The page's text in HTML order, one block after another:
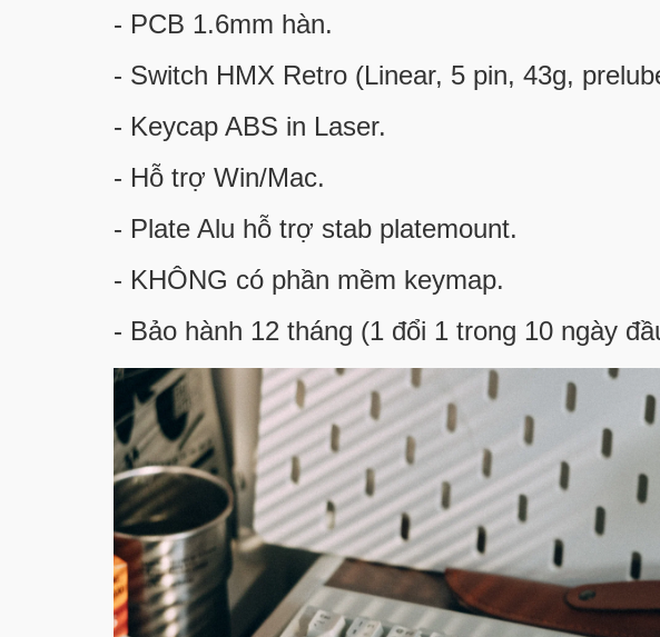
- PCB 1.6mm hàn.
- Switch HMX Retro (Linear, 5 pin, 43g,
- Keycap ABS in Laser.
- Hỗ trợ Win/Mac.
- Plate Alu hỗ trợ stab platemount.
- KHÔNG có phần mềm keymap.
- Bảo hành 12 tháng (1 đổi 1 trong 10 ngày